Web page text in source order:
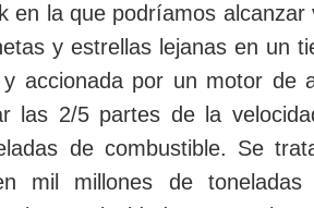
en la que podríamos
y estrellas lejanas en un
accionada por un motor de
las 2/5 partes de la
de combustible. Se
mil millones de toneladas